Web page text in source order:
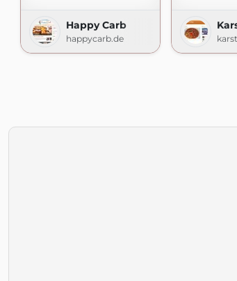
Happy Carb
happycarb.de